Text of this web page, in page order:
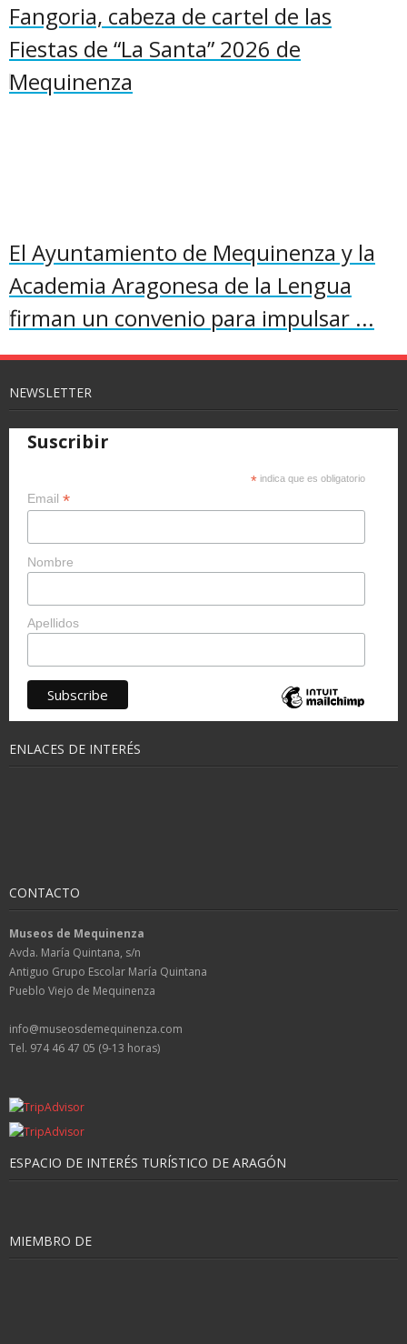
Fangoria, cabeza de cartel de las
Fiestas de “La Santa” 2026 de
Mequinenza
El Ayuntamiento de Mequinenza y la
Academia Aragonesa de la Lengua
firman un convenio para impulsar ...
NEWSLETTER
Suscribir
* indica que es obligatorio
Email *
Nombre
Apellidos
ENLACES DE INTERÉS
CONTACTO
Museos de Mequinenza
Avda. María Quintana, s/n
Antiguo Grupo Escolar María Quintana
Pueblo Viejo de Mequinenza
info@museosdemequinenza.com
Tel. 974 46 47 05 (9-13 horas)
ESPACIO DE INTERÉS TURÍSTICO DE ARAGÓN
MIEMBRO DE